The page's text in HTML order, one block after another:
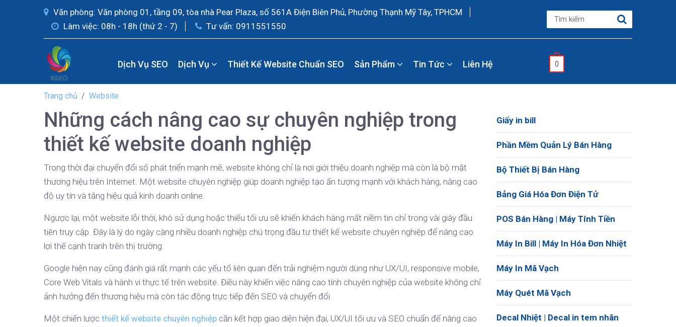
Văn phòng: Văn phòng 01, tầng 09, tòa nhà Pear Plaza, số 561A Điện Biên Phủ, Phường Thạnh Mỹ Tây, TPHCM
Làm việc: 08h - 18h (thứ 2 - 7)
Tư vấn: 0911551550
Dịch Vụ SEO Dịch Vụ Thiết Kế Website Chuẩn SEO Sản Phẩm Tin Tức Liên Hệ 0
Trang chủ Website
Những cách nâng cao sự chuyên nghiệp trong
thiết kế website doanh nghiệp
Trong thời đại chuyển đổi số phát triển mạnh mẽ, website không chỉ là nơi giới thiệu doanh nghiệp mà còn là bộ mặt
thương hiệu trên Internet. Một website chuyên nghiệp giúp doanh nghiệp tạo ấn tượng mạnh với khách hàng, nâng cao
độ uy tín và tăng hiệu quả kinh doanh online.
Ngược lại, một website lỗi thời, khó sử dụng hoặc thiếu tối ưu sẽ khiến khách hàng mất niềm tin chỉ trong vài giây đầu
tiên truy cập. Đây là lý do ngày càng nhiều doanh nghiệp chú trọng đầu tư thiết kế website chuyên nghiệp để nâng cao
lợi thế cạnh tranh trên thị trường.
Google hiện nay cũng đánh giá rất mạnh các yếu tố liên quan đến trải nghiệm người dùng như UX/UI, responsive mobile,
Core Web Vitals và hành vi thực tế trên website. Điều này khiến việc nâng cao tính chuyên nghiệp của website không chỉ
ảnh hưởng đến thương hiệu mà còn tác động trực tiếp đến SEO và chuyển đổi.
Một chiến lược thiết kế website chuyên nghiệp cần kết hợp giao diện hiện đại, UX/UI tối ưu và SEO chuẩn để nâng cao
Giấy in bill
Phần Mềm Quản Lý Bán Hàng
Bộ Thiết Bị Bán Hàng
Bảng Giá Hóa Đơn Điện Tử
POS Bán Hàng | Máy Tính Tiền
Máy In Bill | Máy In Hóa Đơn Nhiệt
Máy In Mã Vạch
Máy Quét Mã Vạch
Decal Nhiệt | Decal in tem nhãn